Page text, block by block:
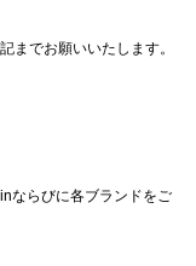
までお願いいたします。
ならびに各ブランドをご